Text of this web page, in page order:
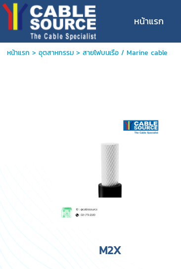
หน้าแรก
หน้าแรก > อุตสาหกรรม> สายไฟบนเรือ / Marine cable
M2X